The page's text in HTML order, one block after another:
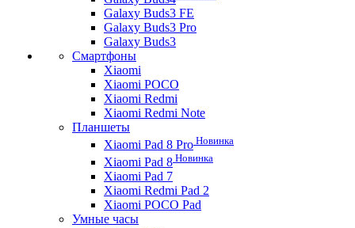
Galaxy Buds3 FE
Galaxy Buds3 Pro
Galaxy Buds3
Смартфоны
Xiaomi
Xiaomi POCO
Xiaomi Redmi
Xiaomi Redmi Note
Планшеты
Xiaomi Pad 8 Pro Новинка
Xiaomi Pad 8 Новинка
Xiaomi Pad 7
Xiaomi Redmi Pad 2
Xiaomi POCO Pad
Умные часы